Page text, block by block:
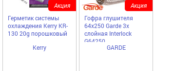
Герметик системы
охлаждения Kerry KR-
130 20g порошковый
Kerry
Акция
Гофра глушителя
64x250 Garde 3х
слойная Interloсk
G64250
GARDE
Акция